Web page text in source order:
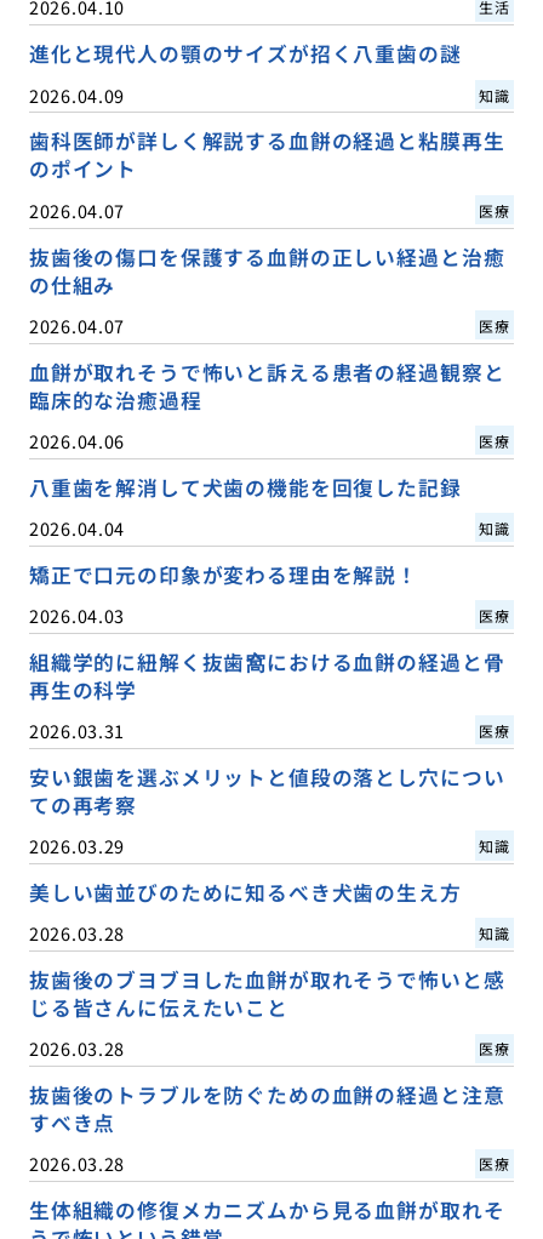
2026.04.10 生活
進化と現代人の顎のサイズが招く八重歯の謎
2026.04.09 知識
歯科医師が詳しく解説する血餅の経過と粘膜再生
のポイント
2026.04.07 医療
抜歯後の傷口を保護する血餅の正しい経過と治癒
の仕組み
2026.04.07 医療
血餅が取れそうで怖いと訴える患者の経過観察と
臨床的な治癒過程
2026.04.06 医療
八重歯を解消して犬歯の機能を回復した記録
2026.04.04 知識
矯正で口元の印象が変わる理由を解説！
2026.04.03 医療
組織学的に紐解く抜歯窩における血餅の経過と骨
再生の科学
2026.03.31 医療
安い銀歯を選ぶメリットと値段の落とし穴につい
ての再考察
2026.03.29 知識
美しい歯並びのために知るべき犬歯の生え方
2026.03.28 知識
抜歯後のブヨブヨした血餅が取れそうで怖いと感
じる皆さんに伝えたいこと
2026.03.28 医療
抜歯後のトラブルを防ぐための血餅の経過と注意
すべき点
2026.03.28 医療
生体組織の修復メカニズムから見る血餅が取れそ